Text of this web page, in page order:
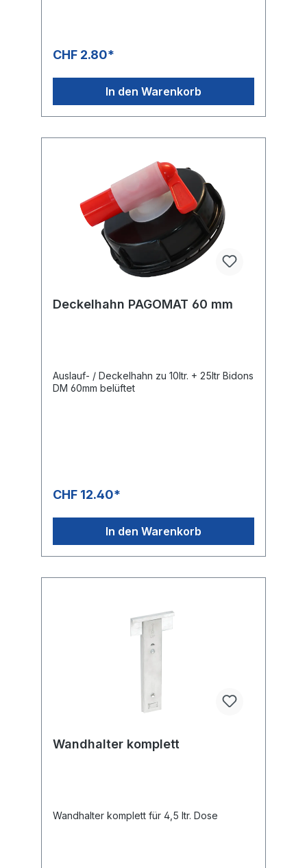
CHF 2.80*
In den Warenkorb
Deckelhahn PAGOMAT 60 mm
Auslauf- / Deckelhahn zu 10ltr. + 25ltr Bidons
DM 60mm belüftet
CHF 12.40*
In den Warenkorb
Wandhalter komplett
Wandhalter komplett für 4,5 ltr. Dose